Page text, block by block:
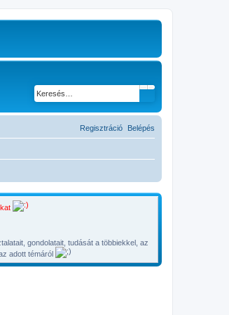
Keresés
Részletes keresés
Belépés
Regisztráció
gondolatait, tudását a többiekkel, az
adott témáról